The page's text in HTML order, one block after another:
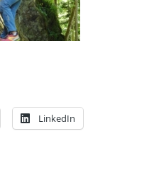
LinkedIn